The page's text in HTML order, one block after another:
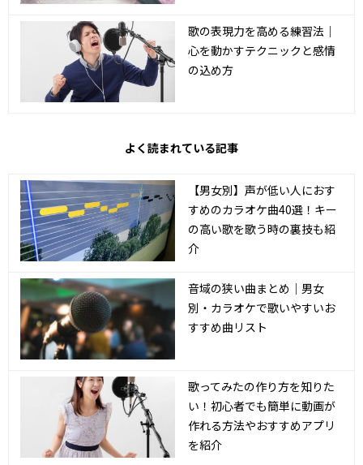
歌の表現力を高める練習法｜
心を動かすテクニックと感情
の込め方
よく読まれている記事
【男女別】声が低い人におす
すめのカラオケ曲40選！キー
の高い歌を歌う時の裏技も紹
介
音域の狭い曲まとめ｜男女
別・カラオケで歌いやすいお
すすめ曲リスト
歌ってみたの作り方を知りた
い！初心者でも簡単に動画が
作れる方法やおすすめアプリ
を紹介